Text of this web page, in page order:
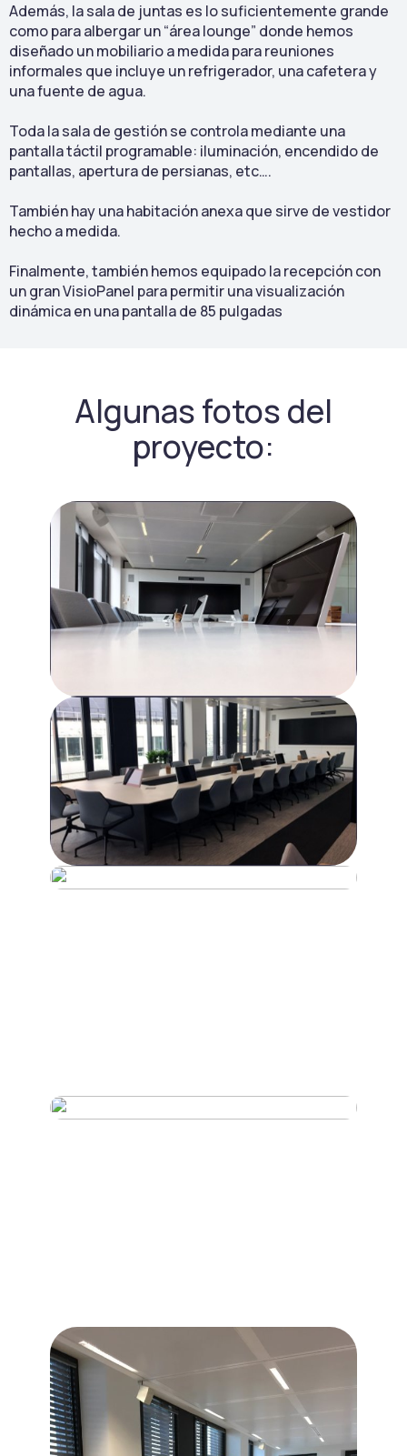
Además, la sala de juntas es lo suficientemente grande
como para albergar un “área lounge” donde hemos
diseñado un mobiliario a medida para reuniones
informales que incluye un refrigerador, una cafetera y
una fuente de agua.
Toda la sala de gestión se controla mediante una
pantalla táctil programable: iluminación, encendido de
pantallas, apertura de persianas, etc….
También hay una habitación anexa que sirve de vestidor
hecho a medida.
Finalmente, también hemos equipado la recepción con
un gran VisioPanel para permitir una visualización
dinámica en una pantalla de 85 pulgadas
Algunas fotos del
proyecto: